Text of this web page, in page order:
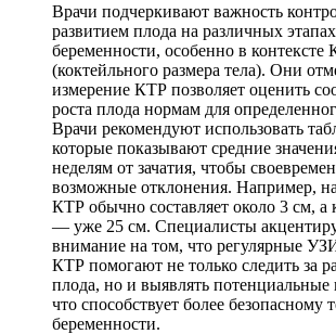
Врачи подчеркивают важность
развитием плода на различных этапах
беременности, особенно в контексте
(коктейльного размера тела). Они
измерение КТР позволяет оценить
роста плода нормам для
Врачи рекомендуют использовать
которые показывают средние
неделям от зачатия, чтобы
возможные отклонения. Например,
КТР обычно составляет около 3 см, а
— уже 25 см. Специалисты
внимание на том, что регулярные
КТР помогают не только следить за
плода, но и выявлять
что способствует более безопасному
беременности.